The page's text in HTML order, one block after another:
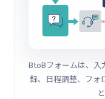
BtoBフォームは、入
録、日程調整、フォ